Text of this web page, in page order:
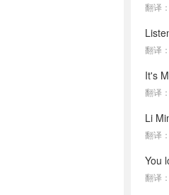
翻译
翻译
It's
翻译
Li
翻译
You
翻译